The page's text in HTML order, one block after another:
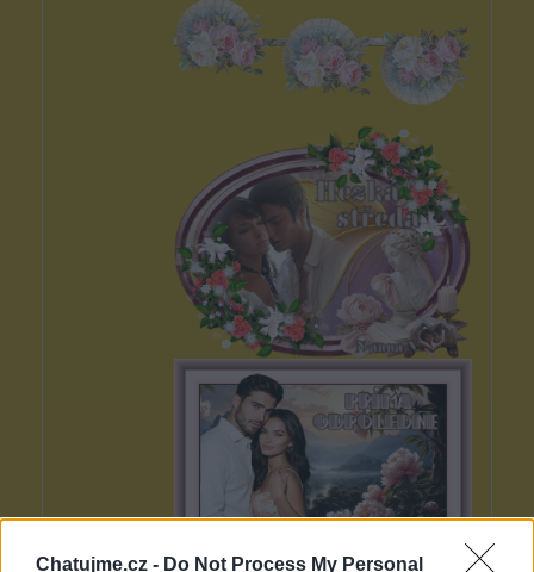
Chatujme.cz - Do Not Process My Personal